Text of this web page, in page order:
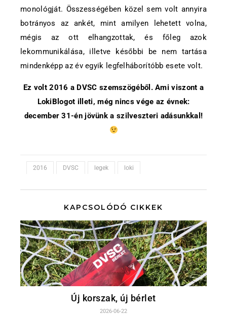
monológját. Összességében közel sem volt annyira
botrányos az ankét, mint amilyen lehetett volna,
mégis az ott elhangzottak, és főleg azok
lekommunikálása, illetve későbbi be nem tartása
mindenképp az év egyik legfelháborítóbb esete volt.
Ez volt 2016 a DVSC szemszögéből. Ami viszont a
LokiBlogot illeti, még nincs vége az évnek:
december 31-én jövünk a szilveszteri adásunkkal!
2016 DVSC legek loki
KAPCSOLÓDÓ CIKKEK
Új korszak, új bérlet
2026-06-22